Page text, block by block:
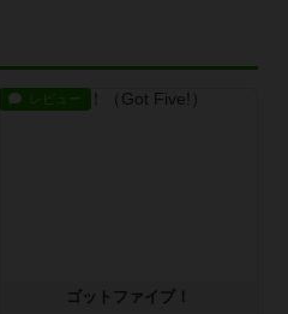
レビュー
ゴットファイブ！